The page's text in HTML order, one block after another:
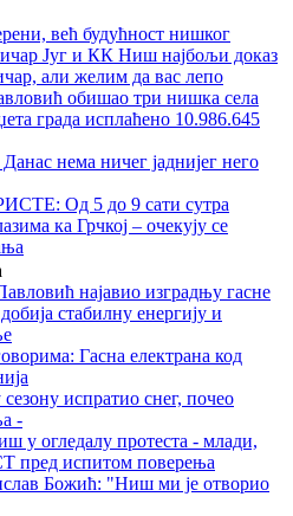
већ будућност нишког
Југ и КК Ниш најбољи доказ
али желим да вас лепо
обишао три нишка села
града исплаћено 10.986.645
нема ничег јаднијег него
Од 5 до 9 сати сутра
ка Грчкој – очекују се
најавио изградњу гасне
стабилну енергију и
Гасна електрана код
испратио снег, почео
-
у огледалу протеста - млади,
пред испитом поверења
Божић: "Ниш ми је отворио